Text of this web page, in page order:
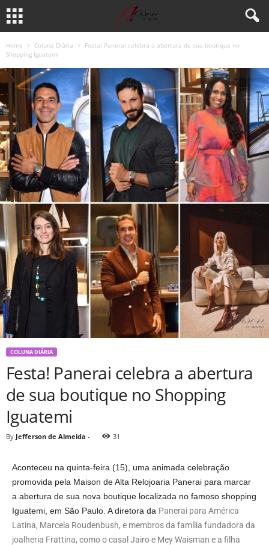
Home Coluna Diária
Festa! Panerai celebra a abertura de sua boutique no
Shopping Iguatemi
COLUNA DIÁRIA
Festa! Panerai celebra a abertura
de sua boutique no Shopping
Iguatemi
By Jefferson de Almeida - 31
Aconteceu na quinta-feira (15), uma animada celebração
promovida pela Maison de Alta Relojoaria Panerai para marcar
a abertura de sua nova boutique localizada no famoso shopping
Iguatemi, em São Paulo. A diretora da Panerai para América
Latina, Marcela Roudenbush, e membros da família fundadora da
joalheria Frattina, como o casal Jairo e Mey Waisman e a filha